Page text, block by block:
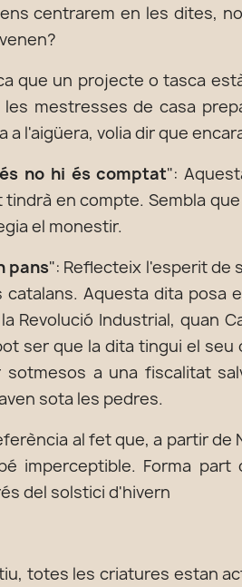
centrarem en les dites,
que un projecte o tasca
mestresses de casa
l'aigüera, volia dir que
no hi és comptat":
en compte. Sembla
el monestir.
pans": Reflecteix l'esperit de
Aquesta dita posa
Revolució Industrial, quan
ser que la dita tingui el seu
sotmesos a una fiscalitat
sota les pedres.
al fet que, a partir de
imperceptible. Forma
del solstici d'hivern
totes les criatures estan